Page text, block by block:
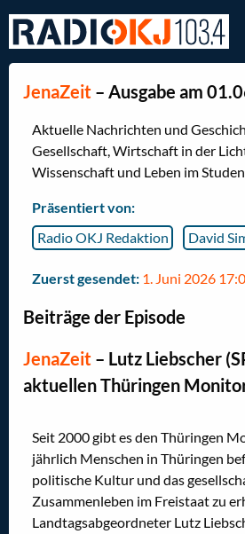
JenaZeit – Ausgabe am
Aktuelle Nachrichten und
Gesellschaft, Wirtschaft in der
Wissenschaft und Leben im
Präsentiert von:
Radio OKJ Redaktion
David
Zuerst gesendet: 1. Juni 2026
Beiträge der Episode
JenaZeit – Lutz Liebscher
aktuellen Thüringen
Seit 2000 gibt es den Thüringen
jährlich Menschen in Thüringen
politische Kultur und das
Zusammenleben im Freistaat zu
Landtagsabgeordneter Lutz